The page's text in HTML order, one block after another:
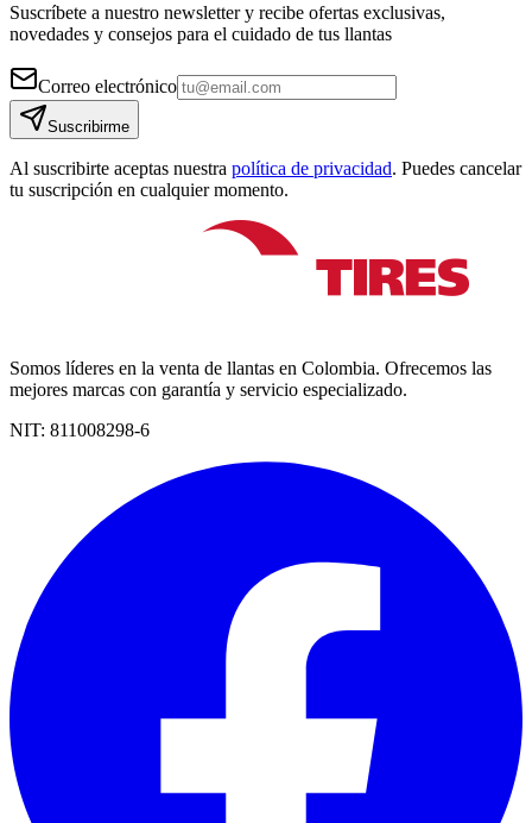
Suscríbete a nuestro newsletter y recibe ofertas exclusivas,
novedades y consejos para el cuidado de tus llantas
Correo electrónico
Suscribirme
Al suscribirte aceptas nuestra política de privacidad. Puedes cancelar
tu suscripción en cualquier momento.
Somos líderes en la venta de llantas en Colombia. Ofrecemos las
mejores marcas con garantía y servicio especializado.
NIT: 811008298-6